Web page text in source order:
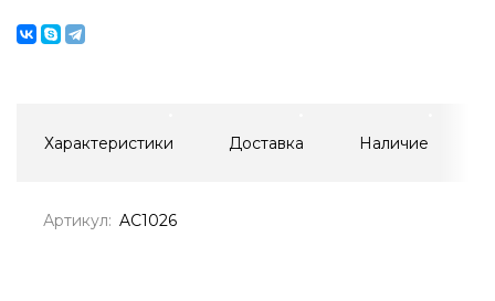
Характеристики Доставка Наличие
Артикул: AC1026